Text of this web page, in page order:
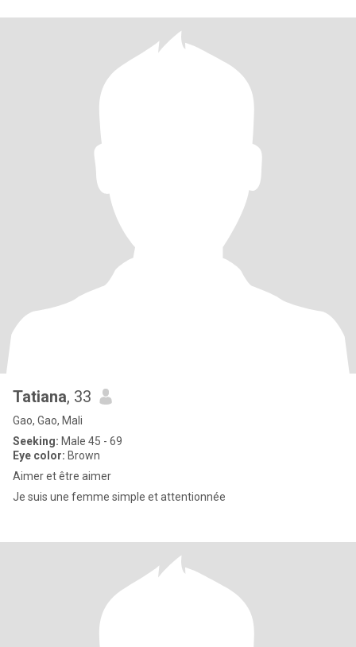
Tatiana, 33
Gao, Gao, Mali
Seeking: Male 45 - 69
Eye color: Brown
Aimer et être aimer
Je suis une femme simple et attentionnée